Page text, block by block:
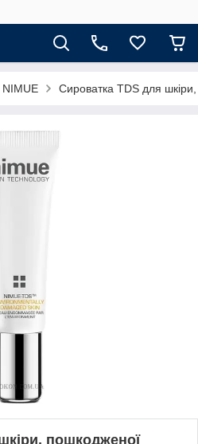
NIMUE Сироватка TDS для
пошкодженої